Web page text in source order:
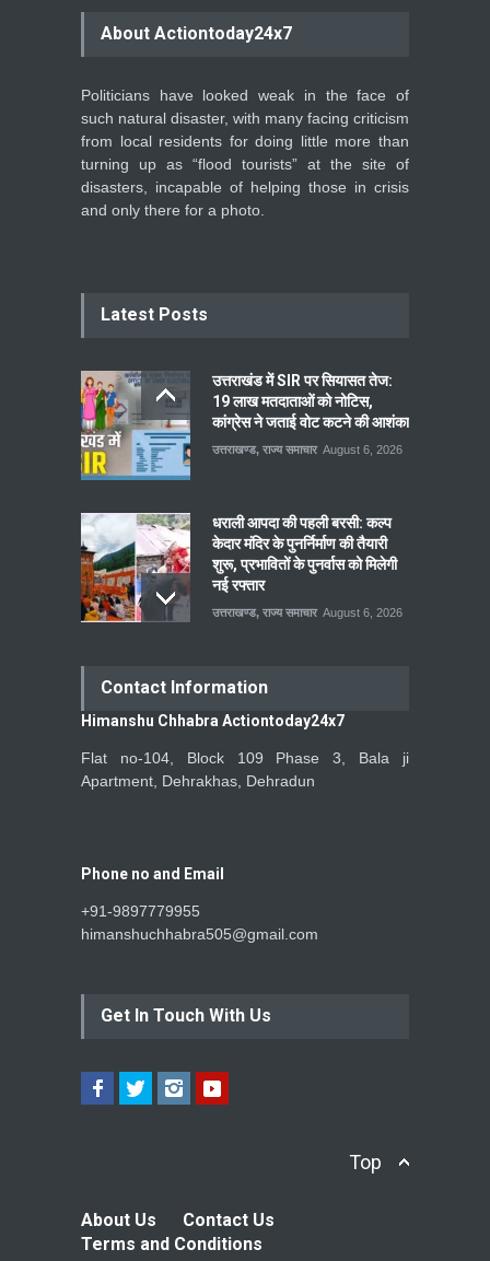
About Actiontoday24x7
Politicians have looked weak in the face of
such natural disaster, with many facing criticism
from local residents for doing little more than
turning up as “flood tourists” at the site of
disasters, incapable of helping those in crisis
and only there for a photo.
Latest Posts
उत्तराखंड में SIR पर सियासत तेज:
19 लाख मतदाताओं को नोटिस,
कांग्रेस ने जताई वोट कटने की आशंका
उत्तराखण्ड, राज्य समाचार August 6, 2026
धराली आपदा की पहली बरसी: कल्प
केदार मंदिर के पुनर्निर्माण की तैयारी
शुरू, प्रभावितों के पुनर्वास को मिलेगी
नई रफ्तार
उत्तराखण्ड, राज्य समाचार August 6, 2026
Contact Information
Himanshu Chhabra Actiontoday24x7
Flat no-104, Block 109 Phase 3, Bala ji
Apartment, Dehrakhas, Dehradun
Phone no and Email
+91-9897779955
himanshuchhabra505@gmail.com
Get In Touch With Us
Top
About Us
Contact Us
Terms and Conditions